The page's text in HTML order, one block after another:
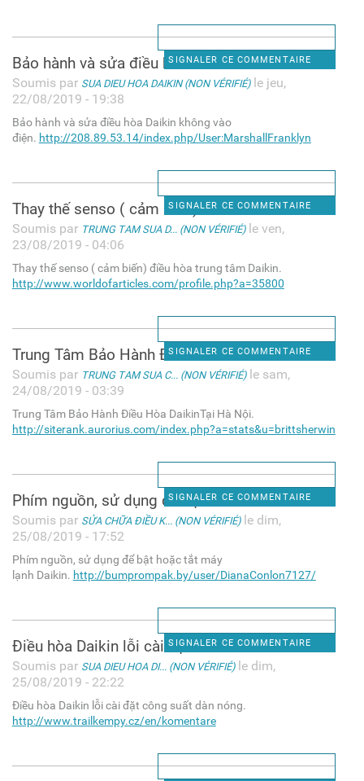
SIGNALER CE COMMENTAIRE
Bảo hành và sửa điều hòa
Soumis par SUA DIEU HOA DAIKIN (NON VÉRIFIÉ)le jeu,
22/08/2019 - 19:38
Bảo hành và sửa điều hòa Daikin không vào
điện. http://208.89.53.14/index.php/User:MarshallFranklyn
SIGNALER CE COMMENTAIRE
Thay thế senso ( cảm biến)
Soumis par TRUNG TAM SUA D... (NON VÉRIFIÉ)le ven,
23/08/2019 - 04:06
Thay thế senso ( cảm biến) điều hòa trung tâm Daikin.
http://www.worldofarticles.com/profile.php?a=35800
SIGNALER CE COMMENTAIRE
Trung Tâm Bảo Hành Điều Hòa
Soumis par TRUNG TAM SUA C... (NON VÉRIFIÉ)le sam,
24/08/2019 - 03:39
Trung Tâm Bảo Hành Điều Hòa DaikinTại Hà Nội.
http://siterank.aurorius.com/index.php?a=stats&u=brittsherwin
SIGNALER CE COMMENTAIRE
Phím nguồn, sử dụng để bật
Soumis par SỬA CHỮA ĐIỀU K... (NON VÉRIFIÉ)le dim,
25/08/2019 - 17:52
Phím nguồn, sử dụng để bật hoặc tắt máy
lạnh Daikin. http://bumprompak.by/user/DianaConlon7127/
SIGNALER CE COMMENTAIRE
Điều hòa Daikin lỗi cài đặt
Soumis par SUA DIEU HOA DI... (NON VÉRIFIÉ)le dim,
25/08/2019 - 22:22
Điều hòa Daikin lỗi cài đặt công suất dàn nóng.
http://www.trailkempy.cz/en/komentare